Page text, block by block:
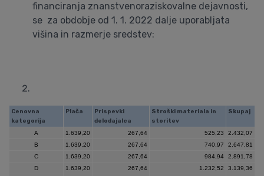
financiranja znanstvenoraziskovalne dejavnosti,
se za obdobje od 1. 1. 2022 dalje uporabljata
višina in razmerje sredstev:
Cenovna
kategorija
Plača
Prispevki
delodajalca
Stroški materiala in
storitev
Skupaj
A 1.639,20 267,64 525,23
2.432,07
B
1.639,20 267,64 740,97
2.647,81
C
1.639,20 267,64 984,94
2.891,78
D
1.639,20 267,64 1.232,52
3.139,36